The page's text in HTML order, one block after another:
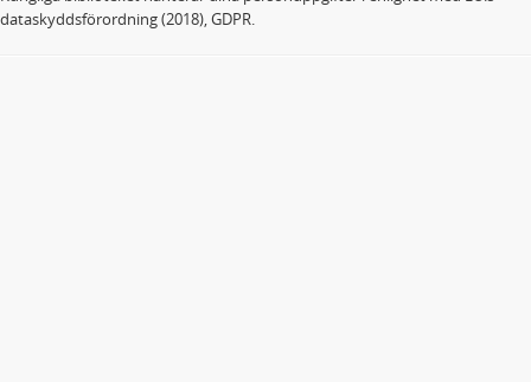
dataskyddsförordning (2018), GDPR.